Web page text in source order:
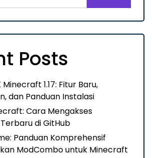
Posts
Minecraft 1.17: Fitur Baru,
dan Panduan Instalasi
Cara Mengakses
di GitHub
Panduan Komprehensif
ModCombo untuk Minecraft